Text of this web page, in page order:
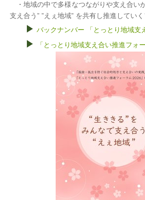
・地域の中で多様なつながりや支え合い
支え合う” ”えぇ地域” を共有し推進してい
▶ バックナンバー 「とっとり地域支
▶ 「とっとり地域支え合い推進フォ